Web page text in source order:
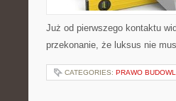
Już od pierwszego kontaktu
przekonanie, że luksus nie
CATEGORIES: PRAWO